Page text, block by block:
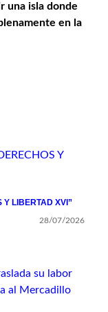
una isla donde
en la
Y LIBERTAD XVI”
28/07/2026